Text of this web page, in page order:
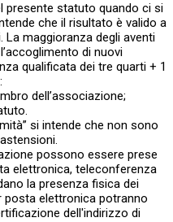
presente statuto quando ci si
che il risultato è valido a
La maggioranza degli aventi
di nuovi
qualificata dei tre quarti + 1
dell’associazione;
si intende che non sono
possono essere prese
elettronica, teleconferenza
la presenza fisica dei
posta elettronica potranno
dell'indirizzo di